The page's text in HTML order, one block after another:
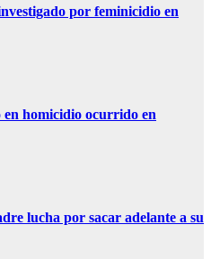
por feminicidio en
homicidio ocurrido en
lucha por sacar adelante a su